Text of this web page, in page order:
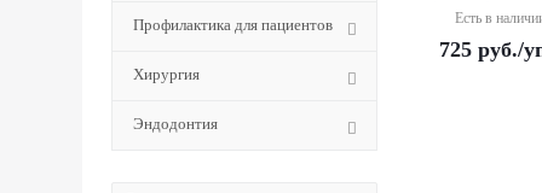
Профилактика для пациентов
Хирургия
Эндодонтия
Есть в
725 руб./